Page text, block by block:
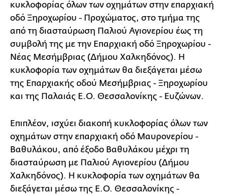
κυκλοφορίας όλων των οχημάτων στην επαρχιακή
οδό Ξηροχωρίου - Προχώματος, στο τμήμα της
από τη διασταύρωση Παλιού Αγιονερίου έως τη
συμβολή της με την Επαρχιακή οδό Ξηροχωρίου -
Νέας Μεσήμβριας (Δήμου Χαλκηδόνος). Η
κυκλοφορία των οχημάτων θα διεξάγεται μέσω
της Επαρχιακής οδού Μεσήμβριας - Ξηροχωρίου
και της Παλαιάς Ε.Ο. Θεσσαλονίκης - Ευζώνων.
Επιπλέον, ισχύει διακοπή κυκλοφορίας όλων των
οχημάτων στην επαρχιακή οδό Μαυρονερίου -
Βαθυλάκου, από έξοδο Βαθυλάκου μέχρι τη
διασταύρωση με Παλιού Αγιονερίου (Δήμου
Χαλκηδόνος). Η κυκλοφορία των οχημάτων θα
διεξάγεται μέσω της Ε.Ο. Θεσσαλονίκης -